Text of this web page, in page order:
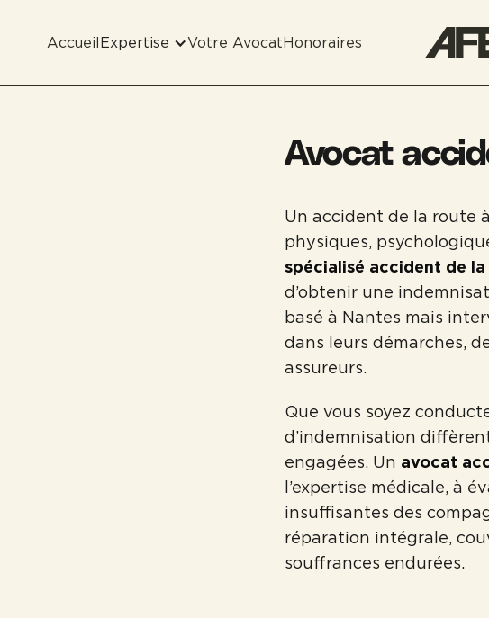
AccueilExpertise Votre AvocatHonoraires
Avocat
Un accident de la route
physiques,
spécialisé accident de
d’obtenir une
basé à Nantes mais
dans leurs démarches,
assureurs.
Que vous soyez
d’indemnisation
engagées. Un avocat
l’expertise médicale, à
insuffisantes des
réparation intégrale,
souffrances endurées.